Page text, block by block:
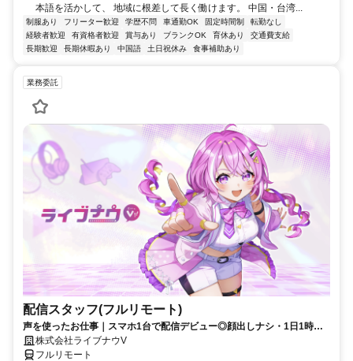
本語を活かして、 地域に根差して長く働けます。 中国・台湾...
制服あり フリーター歓迎 学歴不問 車通勤OK 固定時間制
転勤なし
経験者歓迎
有資格者歓迎 賞与あり ブランクOK 育休あり
交通費支給
長期歓迎
長期休暇あり 中国語 土日祝休み 食事補助あり
業務委託
配信スタッフ(フルリモート)
声を使ったお仕事｜スマホ1台で配信デビュー◎顔出しナシ・1日1時間
～OK♪
株式会社ライブナウV
フルリモート